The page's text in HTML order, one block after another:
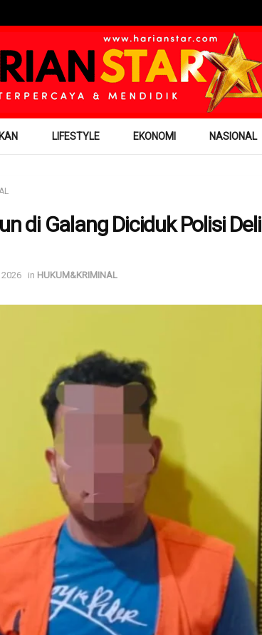
LIFESTYLE EKONOMI NASIONAL
di Galang Diciduk Polisi Deli
in HUKUM&KRIMINAL